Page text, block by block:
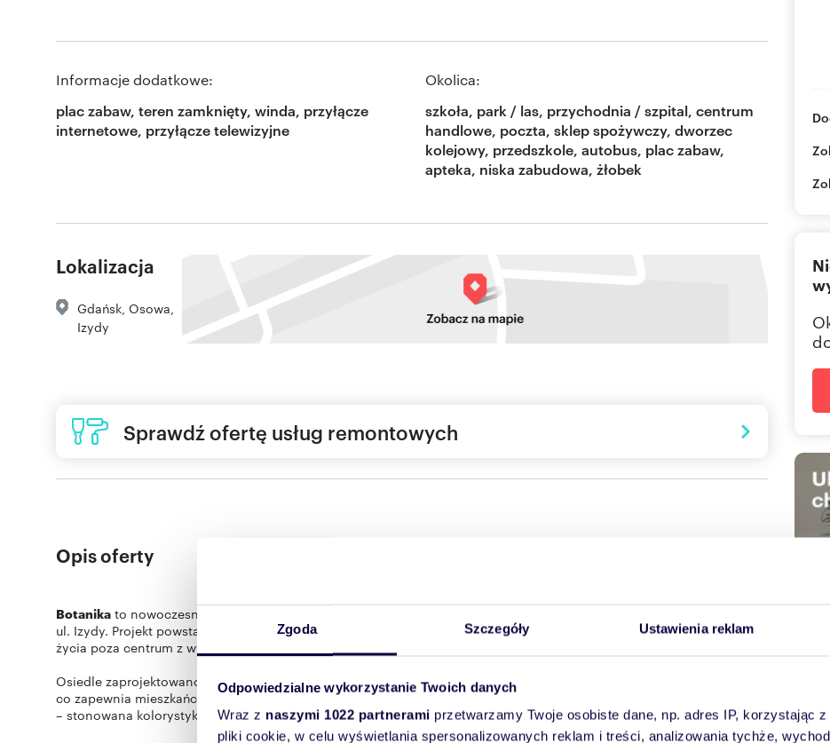
Zgoda Szczegóły Ustawienia reklam
Odpowiedzialne wykorzystanie Twoich danych
Wraz z naszymi 1022 partnerami przetwarzamy Twoje osobiste dane, np. adres IP, korzystając
pliki cookie, w celu wyświetlania spersonalizowanych reklam i treści, analizowania tychże,
Informacje dodatkowe:
plac zabaw, teren zamknięty, winda, przyłącze
internetowe, przyłącze telewizyjne
Okolica:
szkoła, park / las, przychodnia / szpital, centrum
handlowe, poczta, sklep spożywczy, dworzec
kolejowy, przedszkole, autobus, plac zabaw,
apteka, niska zabudowa, żłobek
Lokalizacja
Gdańsk Osowa
Izydy
Sprawdź ofertę usług remontowych
Opis oferty
Botanika to nowoczesna, kameralna inwestycja mieszkaniowa realizowana w zielonej części Gdańska – Osowej, przy
ul. Izydy. Projekt powstaje w otoczeniu willowej zabudowy i naturalnej zieleni, tworząc przestrzeń, która łączy spokój
życia poza centrum z wygodnym dostępem do miejskiej infrastruktury.
Osiedle zaprojektowano w niewielkiej skali, z niską, elegancką zabudową i dużymi odległościami między budynkami,
co zapewnia mieszkańcom prywatność, światło i poczucie przestrzeni. Architektura nawiązuje do charakteru dzielnicy
– stonowana kolorystyka, proste bryły i wysokiej jakości materiały tworzą ponadczasowy, estetyczny efekt.
ul.